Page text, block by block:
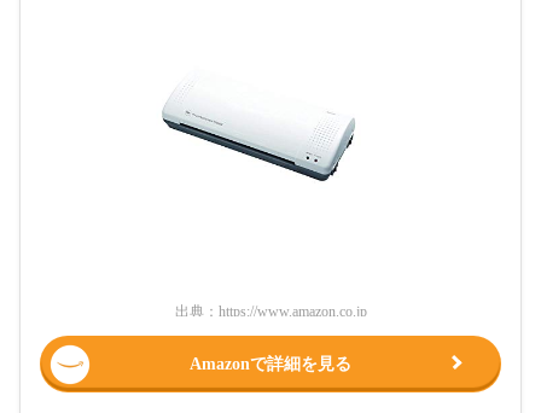
出典： https://www.amazon.co.jp
Amazonで詳細を見る